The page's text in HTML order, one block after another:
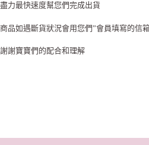
盡力最快速度幫您們完成出貨
商品如遇斷貨狀況會用您們”會員填寫的信
謝謝寶寶們的配合和理解